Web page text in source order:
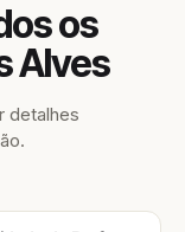
os
Alves
detalhes